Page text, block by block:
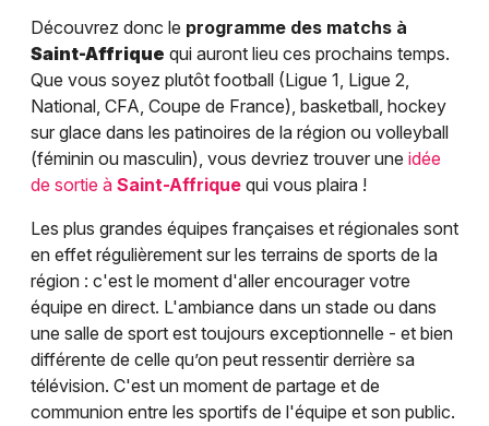
Découvrez donc le programme des matchs à
Saint-Affrique qui auront lieu ces prochains temps.
Que vous soyez plutôt football (Ligue 1, Ligue 2,
National, CFA, Coupe de France), basketball, hockey
sur glace dans les patinoires de la région ou volleyball
(féminin ou masculin), vous devriez trouver une idée
de sortie à Saint-Affrique qui vous plaira !
Les plus grandes équipes françaises et régionales sont
en effet régulièrement sur les terrains de sports de la
région : c'est le moment d'aller encourager votre
équipe en direct. L'ambiance dans un stade ou dans
une salle de sport est toujours exceptionnelle - et bien
différente de celle qu’on peut ressentir derrière sa
télévision. C'est un moment de partage et de
communion entre les sportifs de l'équipe et son public.